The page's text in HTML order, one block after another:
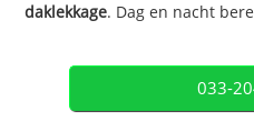
daklekkage. Dag en nacht
033-